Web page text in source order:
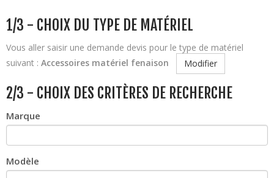
1/3 - CHOIX DU TYPE DE MATÉRIEL
Vous aller saisir une demande devis pour le type de matériel
suivant : Accessoires matériel fenaison Modifier
2/3 - CHOIX DES CRITÈRES DE RECHERCHE
Marque
Modèle